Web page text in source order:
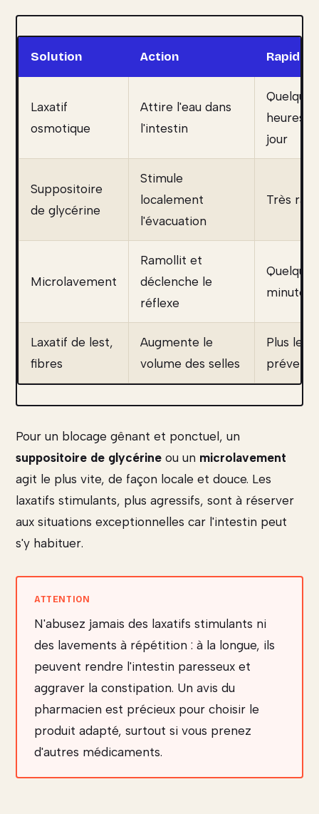
Solution Action Rapidité
Laxatif
osmotique
Attire l'eau dans
l'intestin
Quelques
heures à
jour
Suppositoire
de glycérine
Stimule
localement
l'évacuation
Très
Microlavement
Ramollit et
déclenche le
réflexe
Quelques
minutes
Laxatif de lest,
fibres
Augmente le
volume des selles
Plus lent,
préventif
Pour un blocage gênant et ponctuel, un
suppositoire de glycérine ou un microlavement
agit le plus vite, de façon locale et douce. Les
laxatifs stimulants, plus agressifs, sont à réserver
aux situations exceptionnelles car l'intestin peut
s'y habituer.
N'abusez jamais des laxatifs stimulants ni
des lavements à répétition : à la longue, ils
peuvent rendre l'intestin paresseux et
aggraver la constipation. Un avis du
pharmacien est précieux pour choisir le
produit adapté, surtout si vous prenez
d'autres médicaments.